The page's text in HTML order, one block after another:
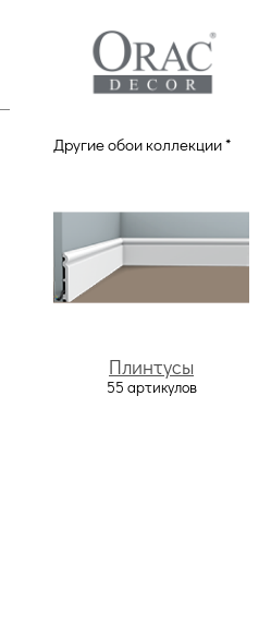
Другие обои коллекции *
Плинтусы
55 артикулов